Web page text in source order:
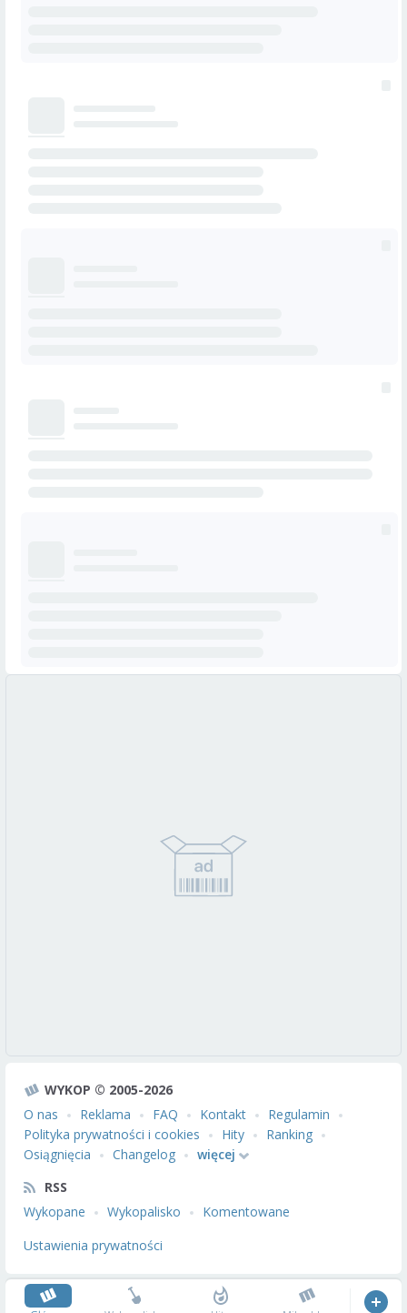
WYKOP © 2005-2026
O nas
Reklama FAQ Kontakt
Regulamin
Polityka prywatności i cookies
Hity
Ranking
Osiągnięcia
Changelog
więcej
RSS
Wykopane
Wykopalisko
Komentowane
Ustawienia prywatności